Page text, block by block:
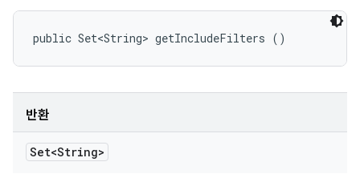
public Set<String> getIncludeFilters ()
반환
Set<String>